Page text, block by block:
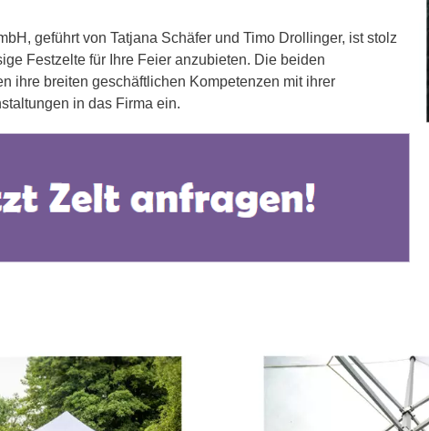
geführt von Tatjana Schäfer und Timo Drollinger, ist stolz
Festzelte für Ihre Feier anzubieten. Die beiden
ihre breiten geschäftlichen Kompetenzen mit ihrer
in das Firma ein.